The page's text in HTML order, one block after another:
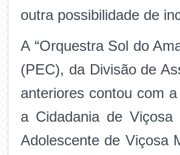
outra possibilidade de
A “Orquestra Sol do
(PEC), da Divisão de
anteriores contou com
a Cidadania de
Adolescente de Viçosa